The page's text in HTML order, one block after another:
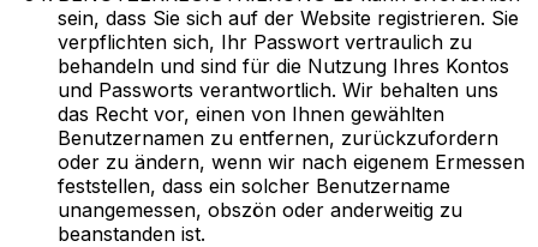
sein, dass Sie sich auf der Website registrieren. Sie
verpflichten sich, Ihr Passwort vertraulich zu
behandeln und sind für die Nutzung Ihres Kontos
und Passworts verantwortlich. Wir behalten uns
das Recht vor, einen von Ihnen gewählten
Benutzernamen zu entfernen, zurückzufordern
oder zu ändern, wenn wir nach eigenem Ermessen
feststellen, dass ein solcher Benutzername
unangemessen, obszön oder anderweitig zu
beanstanden ist.